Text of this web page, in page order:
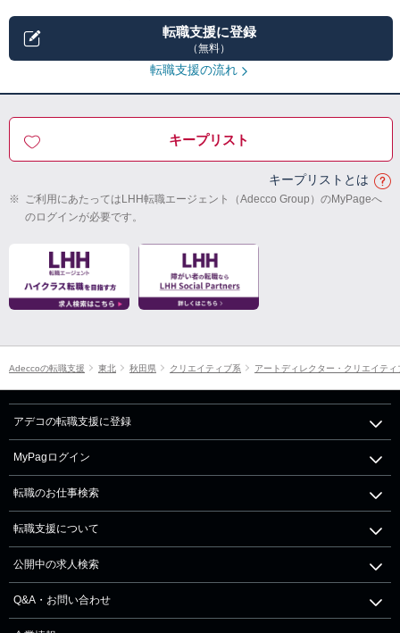
転職支援に登録
（無料）
転職支援の流れ
キープリスト
キープリストとは
※ ご利用にあたってはLHH転職エージェント（Adecco Group）のMyPageへ
のログインが必要です。
Adeccoの転職支援 東北 秋田県 クリエイティブ系 アートディレクター・クリエイテ
アデコの転職支援に登録
MyPagログイン
転職のお仕事検索
転職支援について
公開中の求人検索
Q&A・お問い合わせ